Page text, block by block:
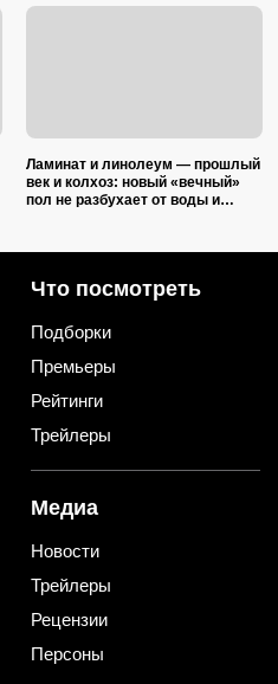
Ламинат и линолеум — прошлый
век и колхоз: новый «вечный»
пол не разбухает от воды и
Что посмотреть
Подборки
Премьеры
Рейтинги
Трейлеры
Медиа
Новости
Трейлеры
Рецензии
Персоны